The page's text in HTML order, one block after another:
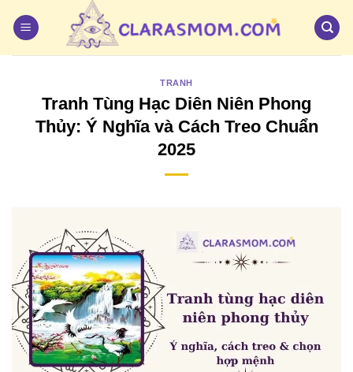
qua
TRANH
Tranh Tùng Hạc Diên Niên Phong
Thủy: Ý Nghĩa và Cách Treo Chuẩn
2025